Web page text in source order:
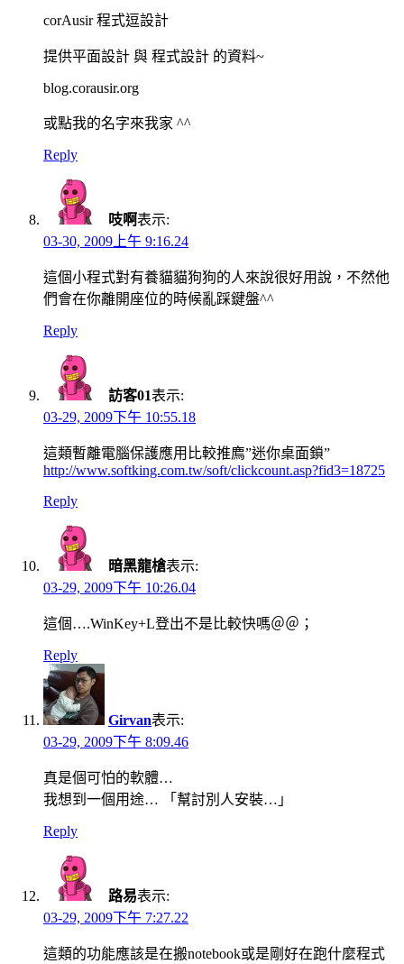
corAusir 程式逗設計
提供平面設計 與 程式設計 的資料~
blog.corausir.org
或點我的名字來我家 ^^
Reply
吱啊表示:
03-30, 2009上午 9:16.24
這個小程式對有養貓貓狗狗的人來說很好用說，不然他
們會在你離開座位的時候亂踩鍵盤^^
Reply
訪客01表示:
03-29, 2009下午 10:55.18
這類暫離電腦保護應用比較推廌”迷你桌面鎖”
http://www.softking.com.tw/soft/clickcount.asp?fid3=18725
Reply
暗黑龍槍表示:
03-29, 2009下午 10:26.04
這個….WinKey+L登出不是比較快嗎＠＠；
Reply
Girvan表示:
03-29, 2009下午 8:09.46
真是個可怕的軟體…
我想到一個用途… 「幫討別人安裝…」
Reply
路易表示:
03-29, 2009下午 7:27.22
這類的功能應該是在搬notebook或是剛好在跑什麼程式